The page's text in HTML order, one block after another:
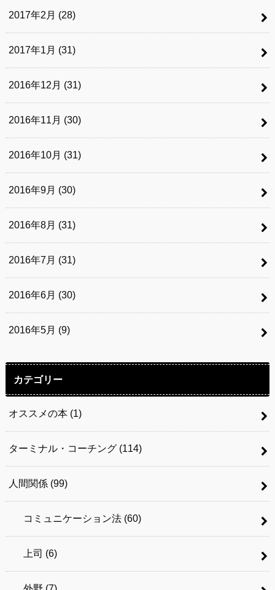
2017年2月 (28)
2017年1月 (31)
2016年12月 (31)
2016年11月 (30)
2016年10月 (31)
2016年9月 (30)
2016年8月 (31)
2016年7月 (31)
2016年6月 (30)
2016年5月 (9)
カテゴリー
オススメの本 (1)
ターミナル・コーチング (114)
人間関係 (99)
コミュニケーション法 (60)
上司 (6)